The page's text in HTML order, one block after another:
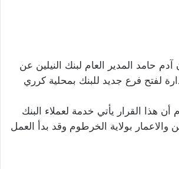
آدم حامد المدير العام لبنك النيلين عن
لفتح فرع جديد للبنك بمحلية كرري
أن هذا القرار يأتي خدمة لعملاء البنك
والاعمار بولاية الخرطوم وقد بدأ العمل